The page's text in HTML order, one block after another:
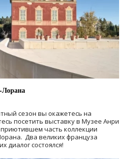
сезон вы окажетесь на
посетить выставку в Музее Анри
часть коллекции
Два великих француза
диалог состоялся!